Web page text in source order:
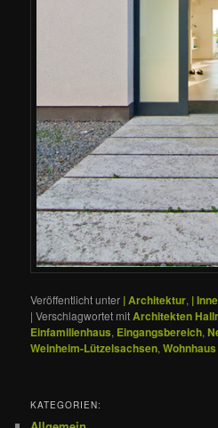
Veröffentlicht unter | Architektur, |
|Verschlagwortet mitArchitekten
Einfamilienhaus, Eingangsbereich,
Weinheim-Lützelsachsen,Wohnhaus
KATEGORIEN: